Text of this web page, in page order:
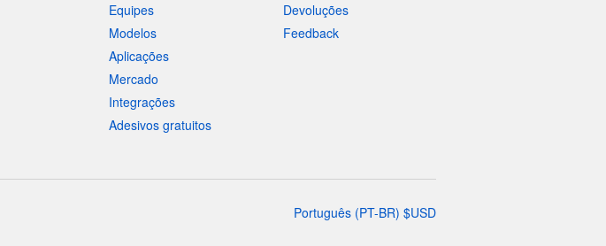
Equipes
Modelos
Aplicações
Mercado
Integrações
Adesivos gratuitos
Devoluções
Feedback
Português (PT-BR) $USD